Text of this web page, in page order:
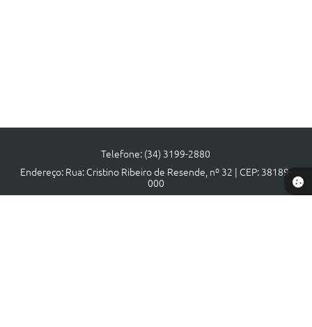
Telefone: (34) 3199-2880
Endereço: Rua: Cristino Ribeiro de Resende, nº 32 | CEP: 38189-
000